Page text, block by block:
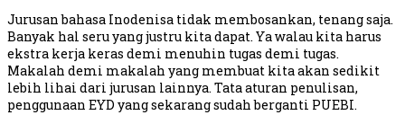
Jurusan bahasa Inodenisa tidak membosankan, tenang saja.
Banyak hal seru yang justru kita dapat. Ya walau kita harus
ekstra kerja keras demi menuhin tugas demi tugas.
Makalah demi makalah yang membuat kita akan sedikit
lebih lihai dari jurusan lainnya. Tata aturan penulisan,
penggunaan EYD yang sekarang sudah berganti PUEBI.